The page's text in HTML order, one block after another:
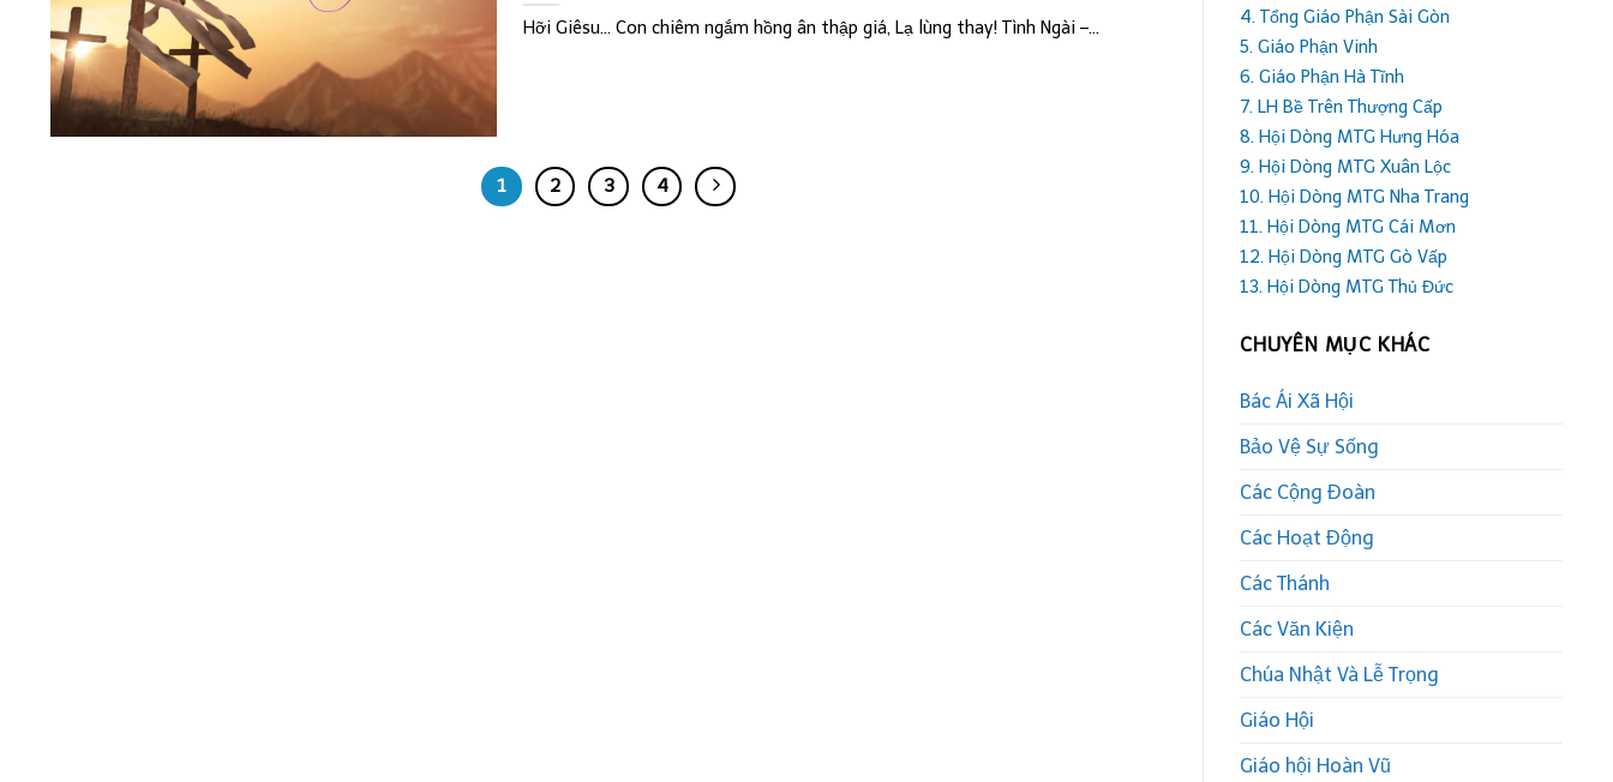
Hỡi Giêsu… Con chiêm ngắm hồng ân thập giá, Lạ lùng thay! Tình Ngài –...
1 2 3 4
4. Tổng Giáo Phận Sài Gòn
5. Giáo Phận Vinh
6. Giáo Phận Hà Tĩnh
7. LH Bề Trên Thượng Cấp
8. Hội Dòng MTG Hưng Hóa
9. Hội Dòng MTG Xuân Lộc
10. Hội Dòng MTG Nha Trang
11. Hội Dòng MTG Cái Mơn
12. Hội Dòng MTG Gò Vấp
13. Hội Dòng MTG Thủ Đức
CHUYÊN MỤC KHÁC
Bác Ái Xã Hội
Bảo Vệ Sự Sống
Các Cộng Đoàn
Các Hoạt Động
Các Thánh
Các Văn Kiện
Chúa Nhật Và Lễ Trọng
Giáo Hội
Giáo hội Hoàn Vũ